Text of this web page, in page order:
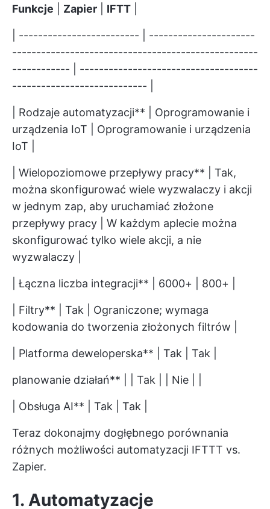
Funkcje Zapier IFTT
| ------------------------- | ----------------------
---------------------------------------------------
------------ | -------------------------------------
---------------------------- |
| Rodzaje automatyzacji** | Oprogramowanie i
urządzenia IoT | Oprogramowanie i urządzenia
IoT |
| Wielopoziomowe przepływy pracy** | Tak,
można skonfigurować wiele wyzwalaczy i akcji
w jednym zap, aby uruchamiać złożone
przepływy pracy | W każdym aplecie można
skonfigurować tylko wiele akcji, a nie
wyzwalaczy |
| Łączna liczba integracji** | 6000+ | 800+ |
| Filtry** | Tak | Ograniczone; wymaga
kodowania do tworzenia złożonych filtrów |
| Platforma deweloperska** | Tak | Tak |
planowanie działań** | | Tak | | Nie | |
| Obsługa AI** | Tak | Tak |
Teraz dokonajmy dogłębnego porównania
różnych możliwości automatyzacji IFTTT vs.
Zapier.
1. Automatyzacje